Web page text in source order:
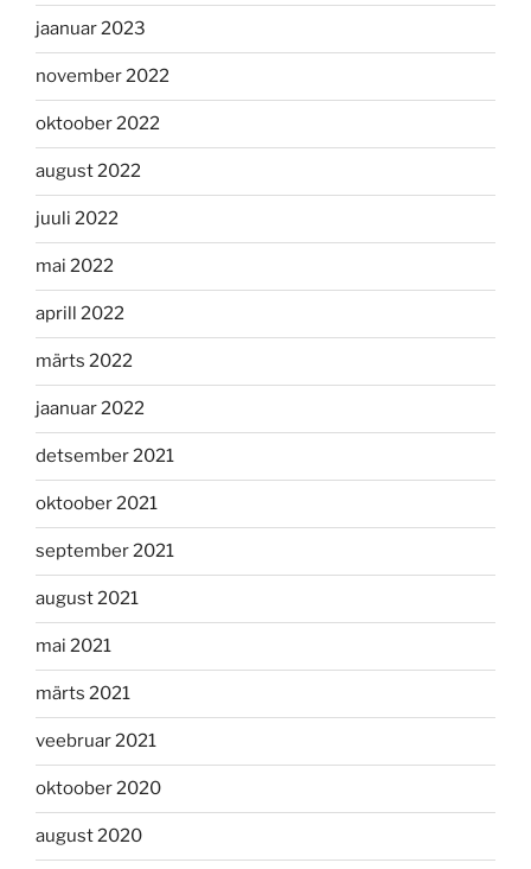
jaanuar 2023
november 2022
oktoober 2022
august 2022
juuli 2022
mai 2022
aprill 2022
märts 2022
jaanuar 2022
detsember 2021
oktoober 2021
september 2021
august 2021
mai 2021
märts 2021
veebruar 2021
oktoober 2020
august 2020